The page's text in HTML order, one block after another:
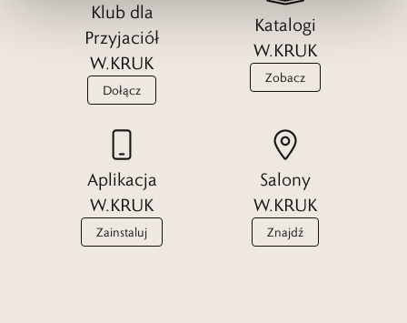
Klub dla
Przyjaciół
W.KRUK
Dołącz
Katalogi
W.KRUK
Zobacz
Aplikacja
W.KRUK
Zainstaluj
Salony
W.KRUK
Znajdź